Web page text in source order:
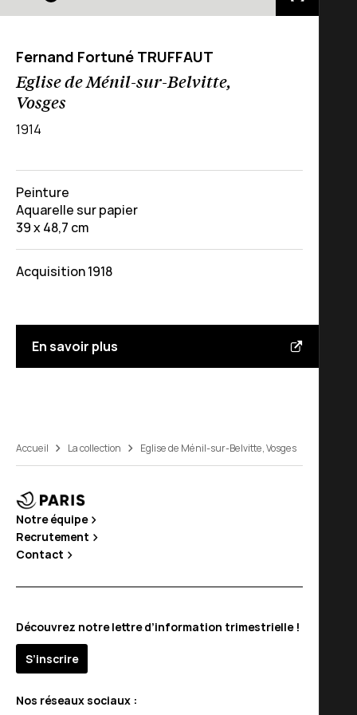
Fernand Fortuné TRUFFAUT
Eglise de Ménil-sur-Belvitte,
Vosges
1914
Peinture
Aquarelle sur papier
39 x 48,7 cm
Acquisition 1918
En savoir plus
Accueil La collection Eglise de Ménil-sur-Belvitte, Vosges
Notre équipe
Recrutement
Contact
Découvrez notre lettre d’information trimestrielle !
S’inscrire
Nos réseaux sociaux :